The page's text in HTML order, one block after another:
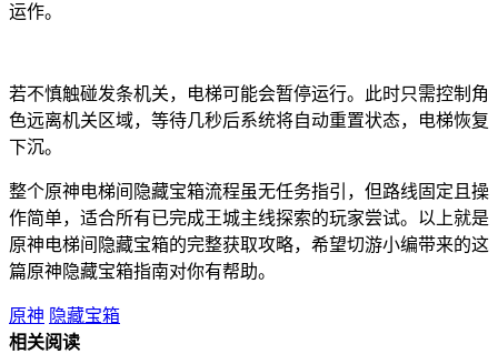
运作。
若不慎触碰发条机关，电梯可能会暂停运行。此时只需控制角
色远离机关区域，等待几秒后系统将自动重置状态，电梯恢复
下沉。
整个原神电梯间隐藏宝箱流程虽无任务指引，但路线固定且操
作简单，适合所有已完成王城主线探索的玩家尝试。以上就是
原神电梯间隐藏宝箱的完整获取攻略，希望切游小编带来的这
篇原神隐藏宝箱指南对你有帮助。
原神 隐藏宝箱
相关阅读